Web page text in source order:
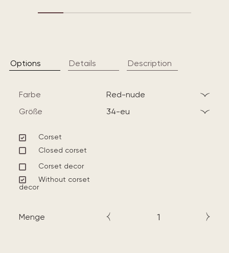
Options Details Description
Farbe
red-nude
Größe
34-eu
Corset
Closed corset
Corset decor
Without corset
decor
Menge